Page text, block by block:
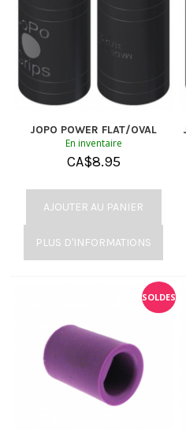
JOPO POWER FLAT/OVAL
En inventaire
CA$8.95
AJOUTER AU PANIER
PLUS D'INFORMATIONS
SOLDES